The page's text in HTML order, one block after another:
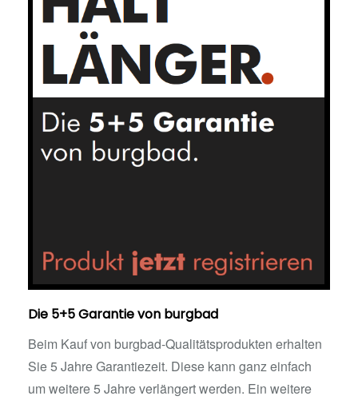
Die 5+5 Garantie von burgbad
Beim Kauf von burgbad-Qualitätsprodukten erhalten
Sie 5 Jahre Garantiezeit. Diese kann ganz einfach
um weitere 5 Jahre verlängert werden. Ein weitere